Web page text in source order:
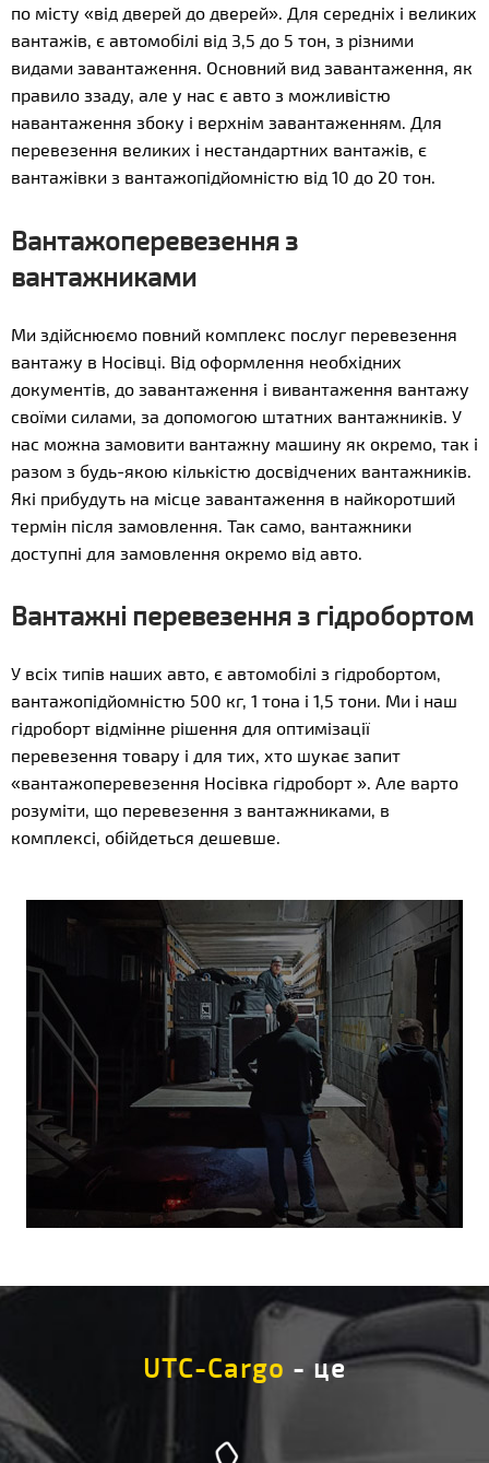
по місту «від дверей до дверей». Для середніх і великих
вантажів, є автомобілі від 3,5 до 5 тон, з різними
видами завантаження. Основний вид завантаження, як
правило ззаду, але у нас є авто з можливістю
навантаження збоку і верхнім завантаженням. Для
перевезення великих і нестандартних вантажів, є
вантажівки з вантажопідйомністю від 10 до 20 тон.
Вантажоперевезення з
вантажниками
Ми здійснюємо повний комплекс послуг перевезення
вантажу в Носівці. Від оформлення необхідних
документів, до завантаження і вивантаження вантажу
своїми силами, за допомогою штатних вантажників. У
нас можна замовити вантажну машину як окремо, так і
разом з будь-якою кількістю досвідчених вантажників.
Які прибудуть на місце завантаження в найкоротший
термін після замовлення. Так само, вантажники
доступні для замовлення окремо від авто.
Вантажні перевезення з гідробортом
У всіх типів наших авто, є автомобілі з гідробортом,
вантажопідйомністю 500 кг, 1 тона і 1,5 тони. Ми і наш
гідроборт відмінне рішення для оптимізації
перевезення товару і для тих, хто шукає запит
«вантажоперевезення Носівка гідроборт ». Але варто
розуміти, що перевезення з вантажниками, в
комплексі, обійдеться дешевше.
UTC-Cargo - це